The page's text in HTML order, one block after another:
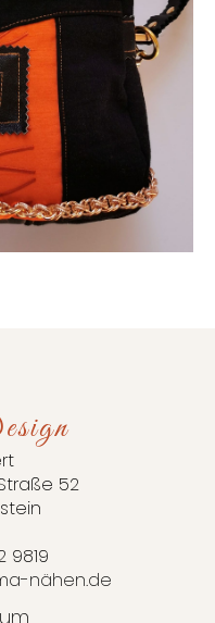
52
9819
nähen.de